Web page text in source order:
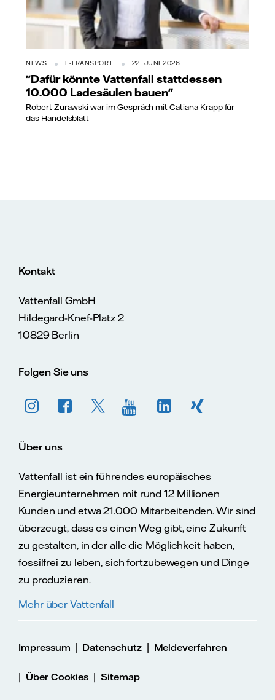
NEWS E-TRANSPORT 22. JUNI 2026
"Dafür könnte Vattenfall stattdessen
10.000 Ladesäulen bauen"
Robert Zurawski war im Gespräch mit Catiana Krapp für
das Handelsblatt
Kontakt
Vattenfall GmbH
Hildegard-Knef-Platz 2
10829 Berlin
Folgen Sie uns
Über uns
Vattenfall ist ein führendes europäisches
Energieunternehmen mit rund 12 Millionen
Kunden und etwa 21.000 Mitarbeitenden. Wir sind
überzeugt, dass es einen Weg gibt, eine Zukunft
zu gestalten, in der alle die Möglichkeit haben,
fossilfrei zu leben, sich fortzubewegen und Dinge
zu produzieren.
Mehr über Vattenfall
Impressum | Datenschutz| Meldeverfahren
| Über Cookies |Sitemap